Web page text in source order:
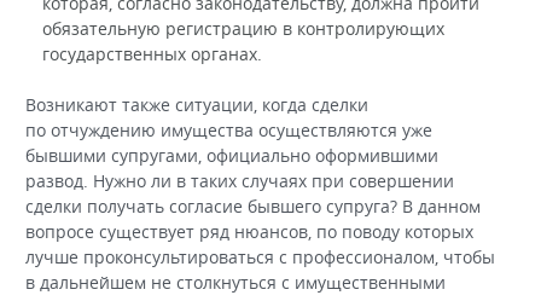
обязательную регистрацию в контролирующих
государственных органах.
Возникают также ситуации, когда сделки
по отчуждению имущества осуществляются уже
бывшими супругами, официально оформившими
развод. Нужно ли в таких случаях при совершении
сделки получать согласие бывшего супруга? В данном
вопросе существует ряд нюансов, по поводу которых
лучше проконсультироваться с профессионалом, чтобы
в дальнейшем не столкнуться с имущественными